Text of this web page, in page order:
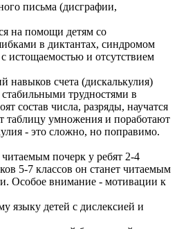
письма (дисграфии,
на помощи детям со
в диктантах, синдромом
истощаемостью и отсутствием
навыков счета (дискалькулия)
трудностями в
состав числа, разряды, научатся
таблицу умножения и поработают
- это сложно, но поправимо.
почерк у ребят 2-4
5-7 классов он станет читаемым
Особое внимание - мотивации к
языку детей с дислексией и